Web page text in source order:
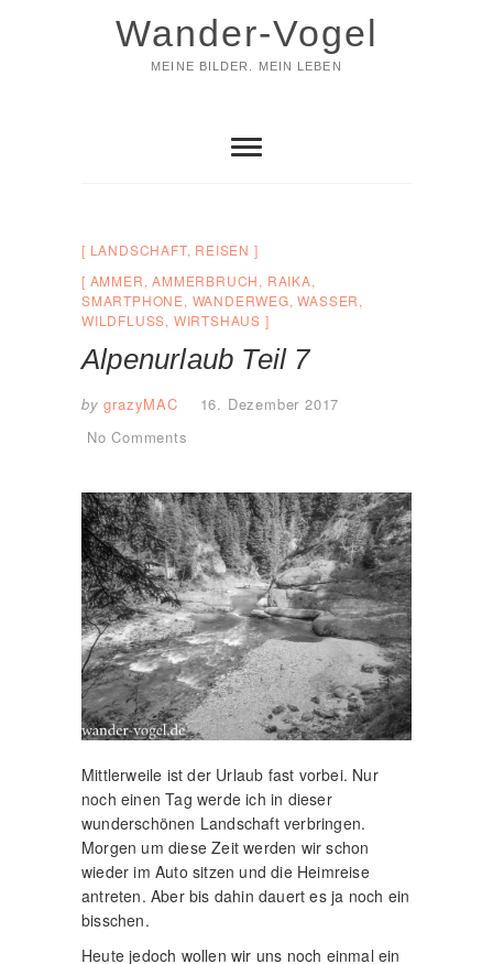
Wander-Vogel
MEINE BILDER. MEIN LEBEN
LANDSCHAFT, REISEN
AMMER,AMMERBRUCH, RAIKA,
SMARTPHONE, WANDERWEG,WASSER,
WILDFLUSS, WIRTSHAUS
Alpenurlaub Teil 7
by grazyMAC
16. Dezember 2017
No Comments
Mittlerweile ist der Urlaub fast vorbei. Nur
noch einen Tag werde ich in dieser
wunderschönen Landschaft verbringen.
Morgen um diese Zeit werden wir schon
wieder im Auto sitzen und die Heimreise
antreten. Aber bis dahin dauert es ja noch ein
bisschen.
Heute jedoch wollen wir uns noch einmal ein